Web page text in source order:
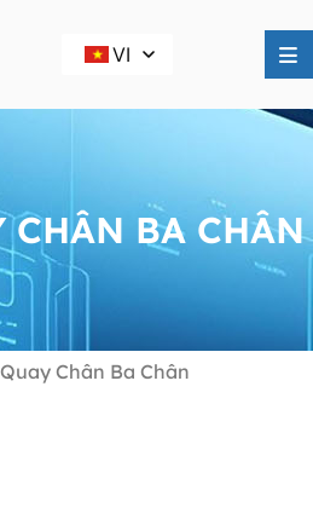
VI
CHÂN BA CHÂN
Chân Ba Chân